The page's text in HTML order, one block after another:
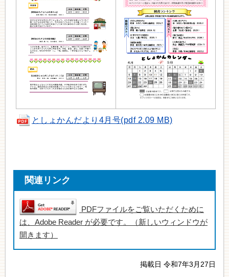
としょかんだより4月号(pdf 2.09 MB)
関連リンク
PDFファイルをご覧いただくために
は、Adobe Reader が必要です。（新しいウィンドウが
開きます）
掲載日 令和7年3月27日